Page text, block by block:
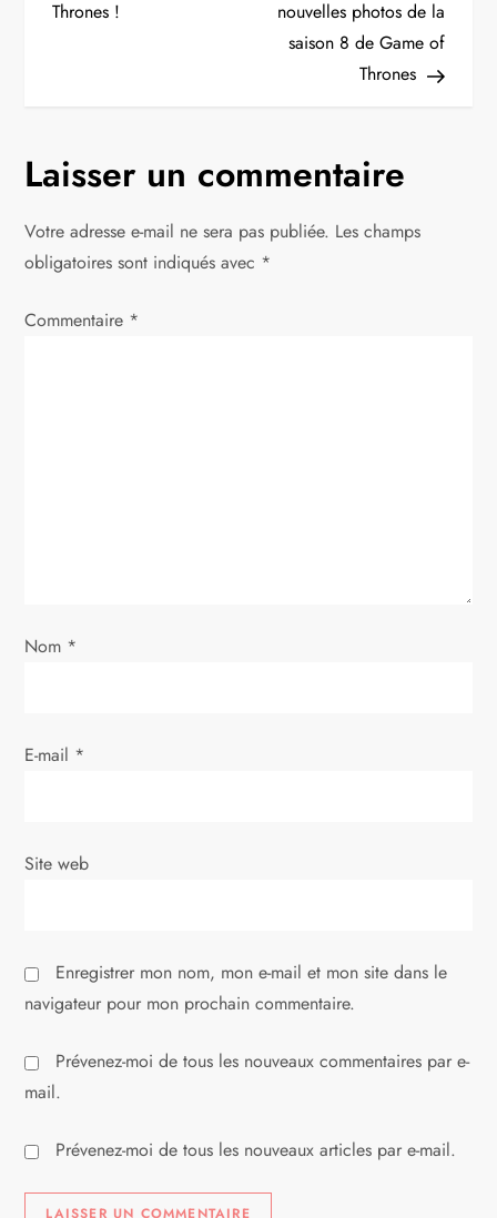
a
i
o
a
l
Thrones !
nouvelles photos de la
saison 8 de Game of
Thrones
Laisser un commentaire
Votre adresse e-mail ne sera pas publiée. Les champs
obligatoires sont indiqués avec *
Commentaire *
Nom *
E-mail *
Site web
Enregistrer mon nom, mon e-mail et mon site dans le
navigateur pour mon prochain commentaire.
Prévenez-moi de tous les nouveaux commentaires par e-
mail.
Prévenez-moi de tous les nouveaux articles par e-mail.